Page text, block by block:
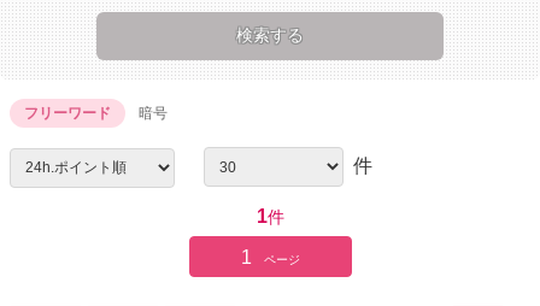
フリーワード 暗号
件
1件
1 ページ